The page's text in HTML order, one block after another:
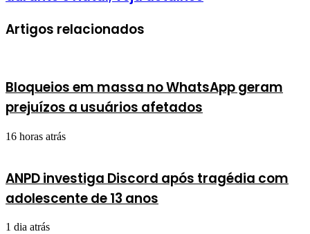
Artigos relacionados
Bloqueios em massa no WhatsApp geram
prejuízos a usuários afetados
16 horas atrás
ANPD investiga Discord após tragédia com
adolescente de 13 anos
1 dia atrás